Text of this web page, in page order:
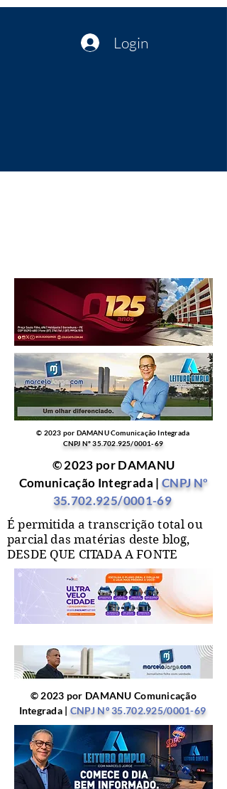
Login
© 2023 por DAMANU Comunicação Integrada
CNPJ Nº35.702.925/0001-69
© 2023 por DAMANU
Comunicação Integrada | CNPJ Nº
35.702.925/0001-69
É permitida a transcrição total ou
parcial das matérias deste blog,
DESDE QUE CITADA A FONTE
© 2023 por DAMANU Comunicação
Integrada | CNPJ Nº35.702.925/0001-69